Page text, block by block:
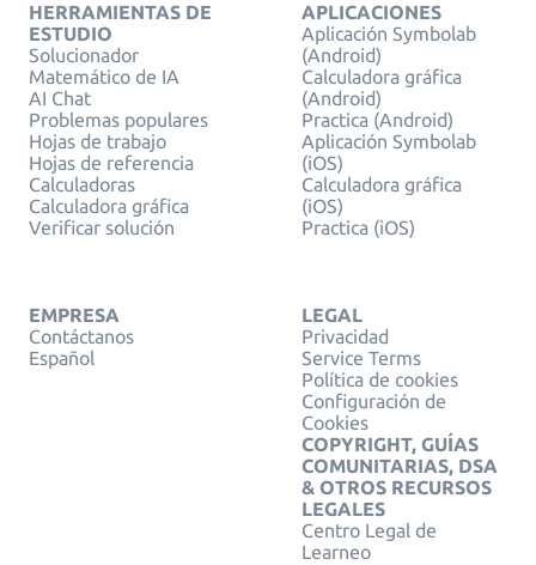
HERRAMIENTAS DE
ESTUDIO
Solucionador
Matemático de IA
AI Chat
Problemas populares
Hojas de trabajo
Hojas de referencia
Calculadoras
Calculadora gráfica
Verificar solución
APLICACIONES
Aplicación Symbolab
(Android)
Calculadora gráfica
(Android)
Practica (Android)
Aplicación Symbolab
(iOS)
Calculadora gráfica
(iOS)
Practica (iOS)
EMPRESA
Contáctanos
Español
LEGAL
Privacidad
Service Terms
Política de cookies
Configuración de
Cookies
COPYRIGHT, GUÍAS
COMUNITARIAS, DSA
& OTROS RECURSOS
LEGALES
Centro Legal de
Learneo